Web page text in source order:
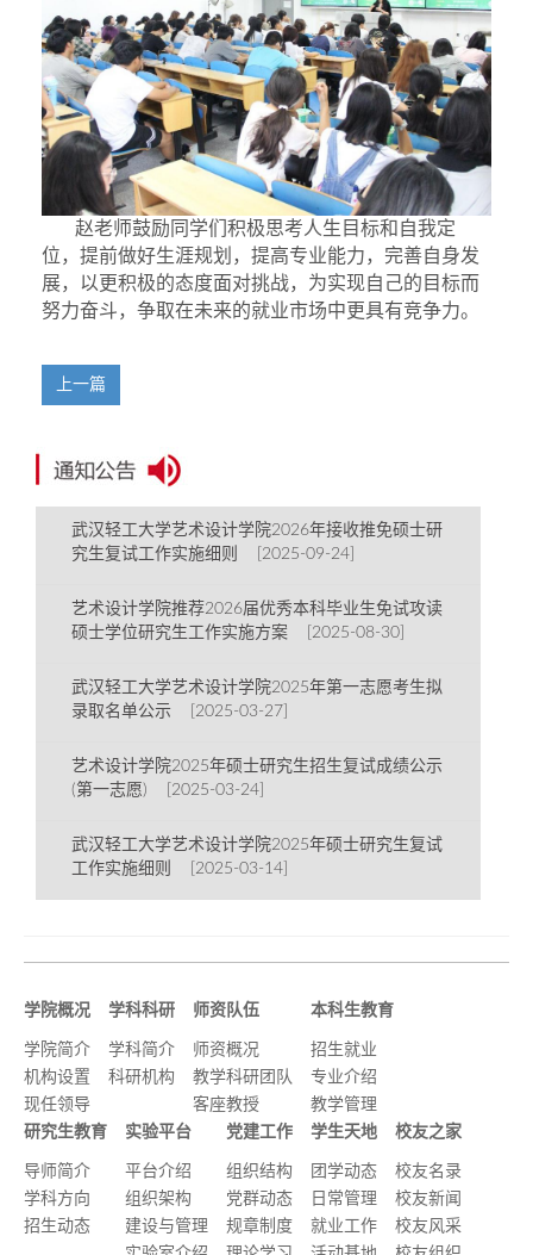
赵老师鼓励同学们积极思考人生目标和自我定
位，提前做好生涯规划 ， 提高专业能力，完善自身发
展， 以更积极的态度面对挑战，为实现自己的目标而
努力奋斗， 争取在未来的就业市场中更具有竞争力。
上一篇
武汉轻工大学艺术设计学院2026年接收推免硕士研
究生复试工作实施细则 [2025-09-24]
艺术设计学院推荐2026届优秀本科毕业生免试攻读
硕士学位研究生工作实施方案 [2025-08-30]
武汉轻工大学艺术设计学院2025年第一志愿考生拟
录取名单公示 [2025-03-27]
艺术设计学院2025年硕士研究生招生复试成绩公示
(第一志愿) [2025-03-24]
武汉轻工大学艺术设计学院2025年硕士研究生复试
工作实施细则 [2025-03-14]
学院概况
学院简介
机构设置
现任领导
学科科研
学科简介
科研机构
师资队伍
师资概况
教学科研团队
客座教授
本科生教育
招生就业
专业介绍
教学管理
研究生教育
导师简介
学科方向
招生动态
实验平台
平台介绍
组织架构
建设与管理
党建工作
组织结构
党群动态
规章制度
学生天地
团学动态
日常管理
就业工作
校友之家
校友名录
校友新闻
校友风采